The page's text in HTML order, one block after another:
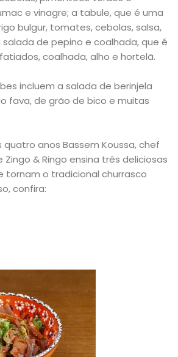
e vinagre; a tabule, que é uma
bulgur, tomates, cebolas, salsa,
de pepino e coalhada, que é
coalhada, alho e hortelã.
incluem a salada de berinjela
fava, de grão de bico e muitas
quatro anos Bassem Koussa, chef
& Ringo ensina três deliciosas
tornam o tradicional churrasco
confira: